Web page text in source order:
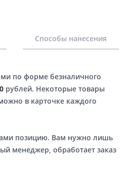
Способы нанесения
по форме безналичного
рублей. Некоторые товары
в карточке каждого
позицию. Вам нужно лишь
менеджер, обработает заказ